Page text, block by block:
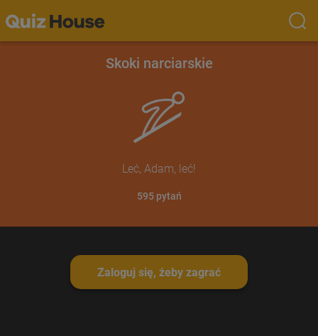
Skoki narciarskie
Leć, Adam, leć!
595 pytań
Zaloguj się, żeby zagrać